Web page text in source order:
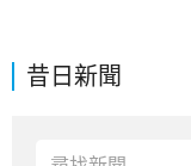
昔日新聞